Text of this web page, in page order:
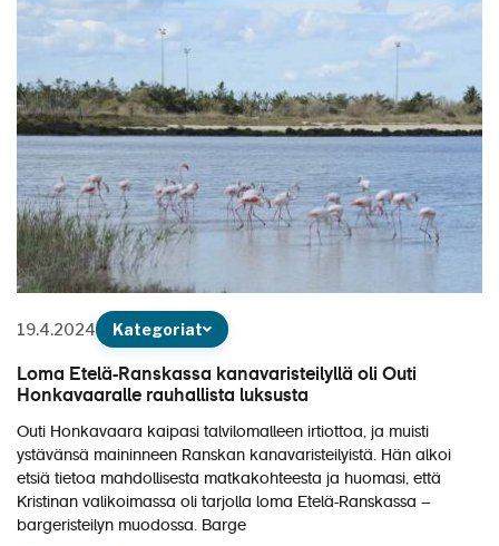
19.4.2024 Kategoriat
Loma Etelä-Ranskassa kanavaristeilyllä oli Outi
Honkavaaralle rauhallista luksusta
Outi Honkavaara kaipasi talvilomalleen irtiottoa, ja muisti
ystävänsä maininneen Ranskan kanavaristeilyistä. Hän alkoi
etsiä tietoa mahdollisesta matkakohteesta ja huomasi, että
Kristinan valikoimassa oli tarjolla loma Etelä-Ranskassa –
bargeristeilyn muodossa. Barge